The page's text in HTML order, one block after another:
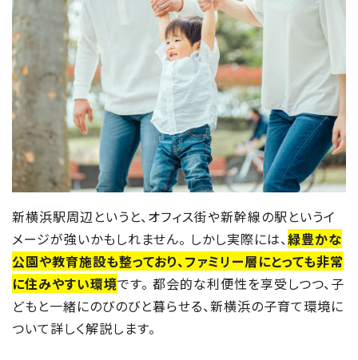
新横浜駅周辺というと、オフィス街や新幹線の駅というイ
メージが強いかもしれません。 しかし実際には、緑豊かな
公園や教育施設も整っており、ファミリー層にとっても非常
に住みやすい環境です。 都会的な利便性を享受しつつ、子
どもと一緒にのびのびと暮らせる、新横浜の子育て環境に
ついて詳しく解説します。